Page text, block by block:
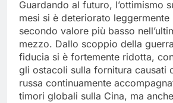
Guardando al futuro, l’ottimismo
mesi si è deteriorato leggermente
secondo valore più basso
mezzo. Dallo scoppio della
fiducia si è fortemente ridotta,
gli ostacoli sulla fornitura causati
russa continuamente
timori globali sulla Cina, ma